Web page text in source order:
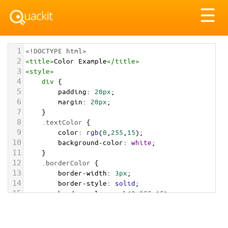
☰
1 <!DOCTYPE html>
2 <title>Color Example</title>
3 <style>
4 div {
5 padding: 20px;
6 margin: 20px;
7 }
8 .textColor {
9 color: rgb(0 255 15);
10 background-color: white;
11 }
12 .borderColor {
13 border-width: 3px;
14 border-style: solid;
15 border-color: rgb(0,255,15);